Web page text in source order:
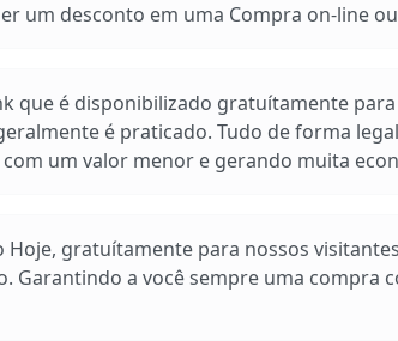
um desconto em uma Compra on-line ou
que é disponibilizado gratuítamente
é praticado. Tudo de forma
um valor menor e gerando muita
gratuítamente para nossos
Garantindo a você sempre uma compra